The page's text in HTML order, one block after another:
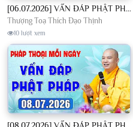
[06.07.2026] VẤN ĐÁP PHẬT PHÁP - Nghe Thầy giảng Pháp mỗi ngày CÔNG ĐỨC VÔ LƯỢNG│TT. Thích Đạo Thịnh
Thượng Toạ Thích Đạo Thịnh
10 lượt xem